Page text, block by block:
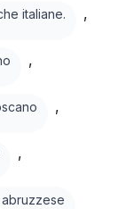
italiane. ,
,
,
,